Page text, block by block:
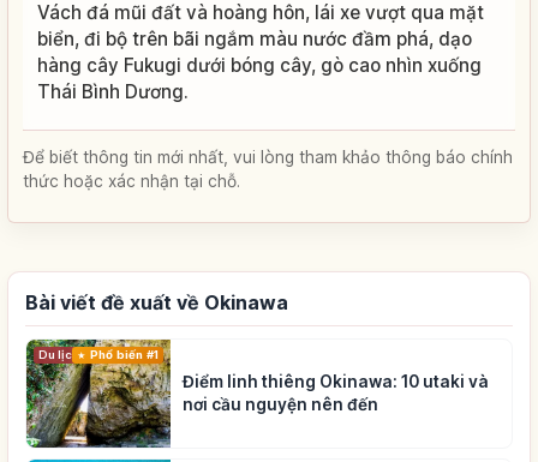
Vách đá mũi đất và hoàng hôn, lái xe vượt qua mặt
biển, đi bộ trên bãi ngắm màu nước đầm phá, dạo
hàng cây Fukugi dưới bóng cây, gò cao nhìn xuống
Thái Bình Dương.
Để biết thông tin mới nhất, vui lòng tham khảo thông báo chính
thức hoặc xác nhận tại chỗ.
Bài viết đề xuất về Okinawa
Du lịch Phổ biến #1
Điểm linh thiêng Okinawa: 10 utaki và
nơi cầu nguyện nên đến